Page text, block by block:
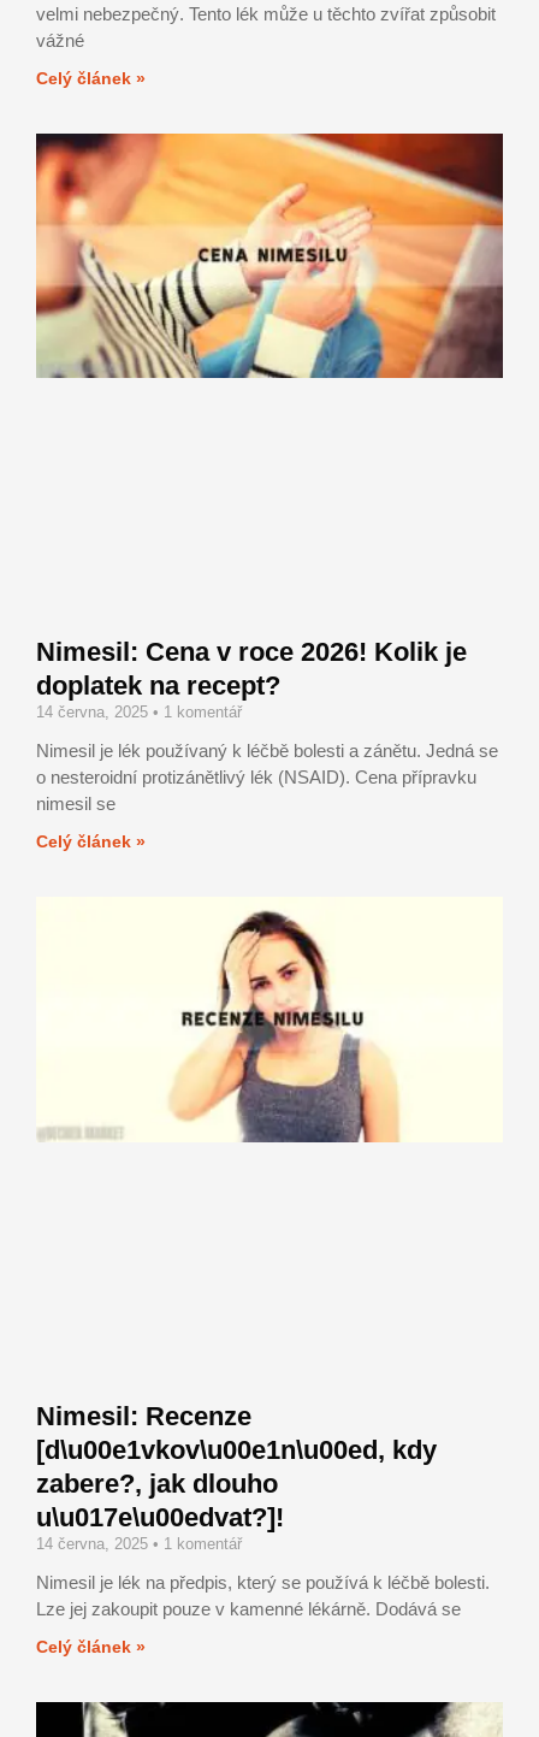
velmi nebezpečný. Tento lék může u těchto zvířat způsobit
vážné
Celý článek »
Nimesil: Cena v roce 2026! Kolik je
doplatek na recept?
14 června, 2025 1 komentář
Nimesil je lék používaný k léčbě bolesti a zánětu. Jedná se
o nesteroidní protizánětlivý lék (NSAID). Cena přípravku
nimesil se
Celý článek »
Nimesil: Recenze
[d\u00e1vkov\u00e1n\u00ed, kdy
zabere?, jak dlouho
u\u017e\u00edvat?]!
14 června, 2025 1 komentář
Nimesil je lék na předpis, který se používá k léčbě bolesti.
Lze jej zakoupit pouze v kamenné lékárně. Dodává se
Celý článek »